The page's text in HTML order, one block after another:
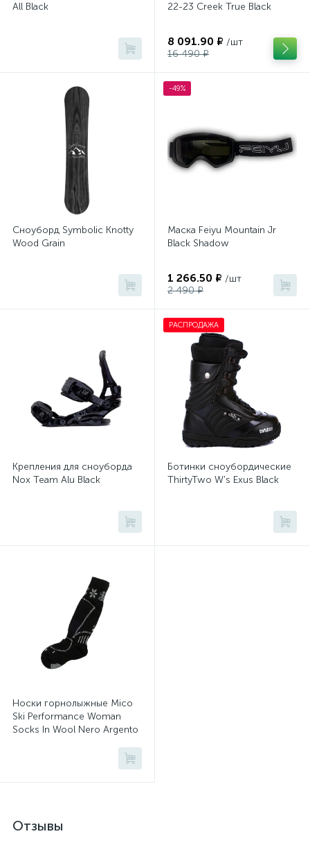
All Black
22-23 Creek True Black
8 091.90 ₽ /шт
16 490 ₽
Сноуборд Symbolic Knotty
Wood Grain
-49%
Маска Feiyu Mountain Jr
Black Shadow
1 266.50 ₽ /шт
2 490 ₽
Крепления для сноуборда
Nox Team Alu Black
РАСПРОДАЖА
Ботинки сноубордические
ThirtyTwo W's Exus Black
Носки горнолыжные Mico
Ski Performance Woman
Socks In Wool Nero Argento
Отзывы